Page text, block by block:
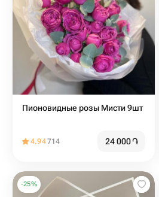
Пионовидные розы Мисти 9шт
4.94714 24 000֏
-25%